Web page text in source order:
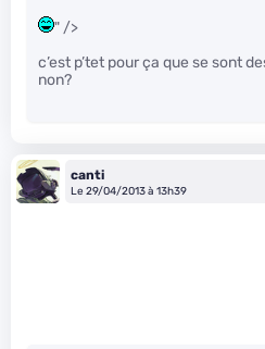
" />
c’est p’tet pour ça que se sont
non?
canti
Le 29/04/2013 à 13h39